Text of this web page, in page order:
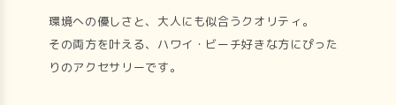
環境への優しさと、大人にも似合うクオリティ。
その両方を叶える、ハワイ・ビーチ好きな方にぴった
りのアクセサリーです。